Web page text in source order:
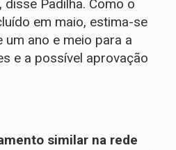
disse Padilha. Como o
em maio, estima-se
ano e meio para a
e a possível aprovação
similar na rede